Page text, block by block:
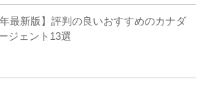
年最新版】評判の良いおすすめのカナダ
ジェント13選